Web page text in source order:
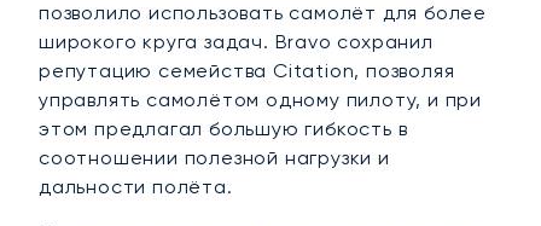
позволило использовать самолёт для более
широкого круга задач. Bravo сохранил
репутацию семейства Citation, позволяя
управлять самолётом одному пилоту, и при
этом предлагал большую гибкость в
соотношении полезной нагрузки и
дальности полёта.